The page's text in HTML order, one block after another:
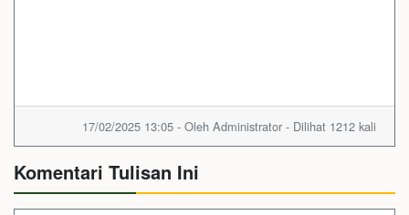
17/02/2025 13:05 - Oleh Administrator - Dilihat 1212 kali
Komentari Tulisan Ini